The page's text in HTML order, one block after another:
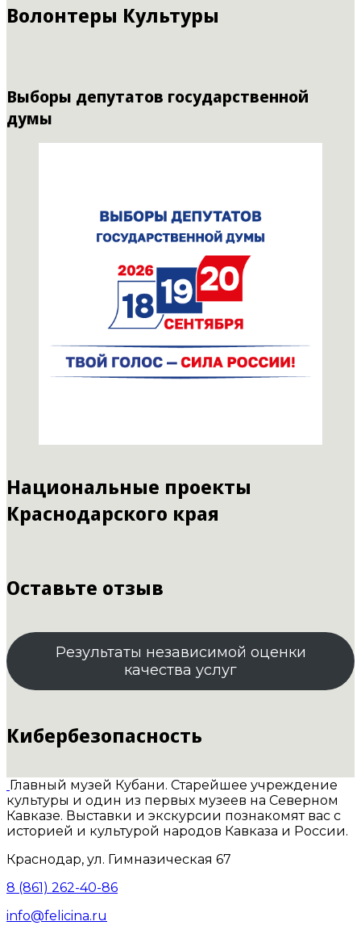
Волонтеры Культуры
Выборы депутатов государственной
думы
Национальные проекты
Краснодарского края
Оставьте отзыв
Результаты независимой оценки
качества услуг
Кибербезопасность
Главный музей Кубани. Старейшее учреждение
культуры и один из первых музеев на Северном
Кавказе. Выставки и экскурсии познакомят вас с
историей и культурой народов Кавказа и России.
Краснодар, ул. Гимназическая 67
8 (861) 262-40-86
info@felicina.ru